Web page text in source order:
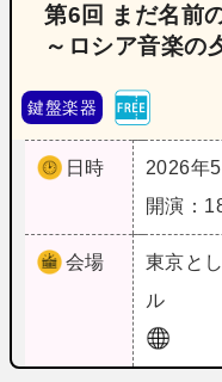
第6回 まだ名前
～ロシア音楽の
鍵盤楽器
日時
2026年
開演：
会場 東京と
ル